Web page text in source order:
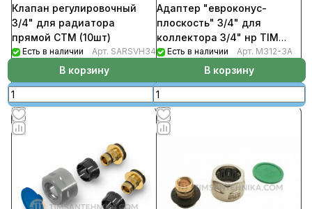
Клапан регулировочный
3/4" для радиатора
прямой CTM (10шт)
Есть в наличии Арт. SARSVH34
В корзину
Адаптер "евроконус-
плоскость" 3/4" для
коллектора 3/4" нр TIM
(30шт/уп)
Есть в наличии Арт. M312-3A
В корзину